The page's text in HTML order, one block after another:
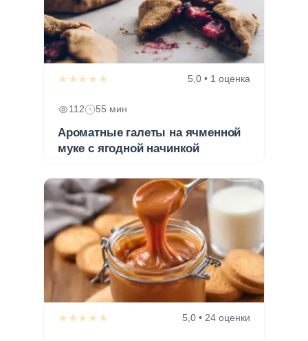
★★★★★ 5,0 • 1 оценка
112 55 мин
Ароматные галеты на ячменной
муке с ягодной начинкой
★★★★★ 5,0 • 24 оценки